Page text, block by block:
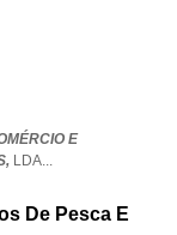
E
LDA...
De Pesca E